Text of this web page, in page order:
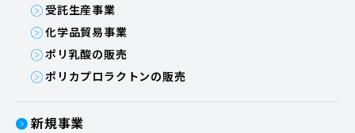
受託生産事業
化学品貿易事業
ポリ乳酸の販売
ポリカプロラクトンの販売
新規事業